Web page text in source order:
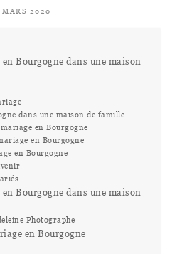
MARS 2020
Bourgogne dans une maison
dans une maison de famille
en Bourgogne
en Bourgogne
en Bourgogne
Bourgogne dans une maison
Photographe
en Bourgogne